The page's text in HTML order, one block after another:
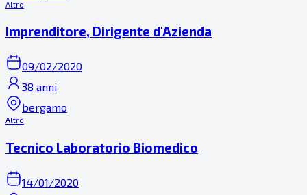
Altro
Imprenditore, Dirigente d'Azienda
09/02/2020
38 anni
bergamo
Altro
Tecnico Laboratorio Biomedico
14/01/2020